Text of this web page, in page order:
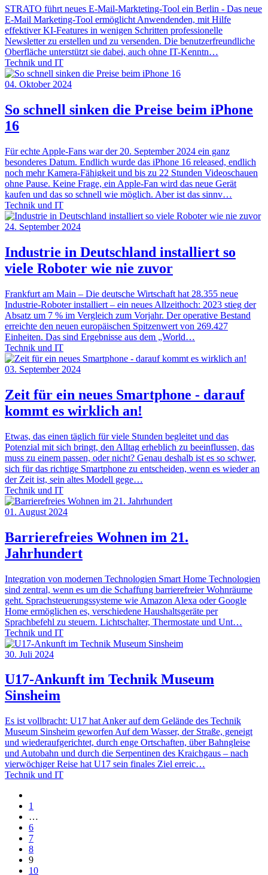
STRATO führt neues E-Mail-Markteting-Tool ein Berlin - Das neue
E-Mail Marketing-Tool ermöglicht Anwendenden, mit Hilfe
effektiver KI-Features in wenigen Schritten professionelle
Newsletter zu erstellen und zu versenden. Die benutzerfreundliche
Oberfläche unterstützt sie dabei, auch ohne IT-Kenntn…
Technik und IT
04. Oktober 2024
So schnell sinken die Preise beim iPhone
16
Für echte Apple-Fans war der 20. September 2024 ein ganz
besonderes Datum. Endlich wurde das iPhone 16 released, endlich
noch mehr Kamera-Fähigkeit und bis zu 22 Stunden Videoschauen
ohne Pause. Keine Frage, ein Apple-Fan wird das neue Gerät
kaufen und das so schnell wie möglich. Aber ist das sinnv…
Technik und IT
24. September 2024
Industrie in Deutschland installiert so
viele Roboter wie nie zuvor
Frankfurt am Main – Die deutsche Wirtschaft hat 28.355 neue
Industrie-Roboter installiert – ein neues Allzeithoch: 2023 stieg der
Absatz um 7 % im Vergleich zum Vorjahr. Der operative Bestand
erreichte den neuen europäischen Spitzenwert von 269.427
Einheiten. Das sind Ergebnisse aus dem „World…
Technik und IT
03. September 2024
Zeit für ein neues Smartphone - darauf
kommt es wirklich an!
Etwas, das einen täglich für viele Stunden begleitet und das
Potenzial mit sich bringt, den Alltag erheblich zu beeinflussen, das
muss zu einem passen, oder nicht? Genau deshalb ist es so schwer,
sich für das richtige Smartphone zu entscheiden, wenn es wieder an
der Zeit ist, sein altes Modell gege…
Technik und IT
01. August 2024
Barrierefreies Wohnen im 21.
Jahrhundert
Integration von modernen Technologien Smart Home Technologien
sind zentral, wenn es um die Schaffung barrierefreier Wohnräume
geht. Sprachsteuerungssysteme wie Amazon Alexa oder Google
Home ermöglichen es, verschiedene Haushaltsgeräte per
Sprachbefehl zu steuern. Lichtschalter, Thermostate und Unt…
Technik und IT
30. Juli 2024
U17-Ankunft im Technik Museum
Sinsheim
Es ist vollbracht: U17 hat Anker auf dem Gelände des Technik
Museum Sinsheim geworfen Auf dem Wasser, der Straße, geneigt
und wiederaufgerichtet, durch enge Ortschaften, über Bahngleise
und Autobahn und durch die Serpentinen des Kraichgaus – nach
vierwöchiger Reise hat U17 sein finales Ziel erreic…
Technik und IT
1
…
6
7
8
9
10